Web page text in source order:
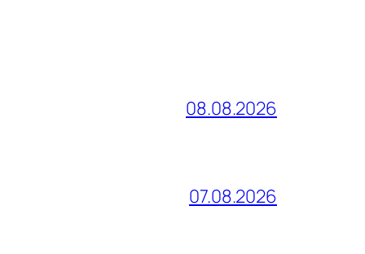
08.08.2026
07.08.2026